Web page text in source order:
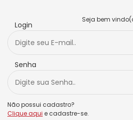
Seja bem
Login
Senha
Não possui cadastro?
Clique aqui e cadastre-se.